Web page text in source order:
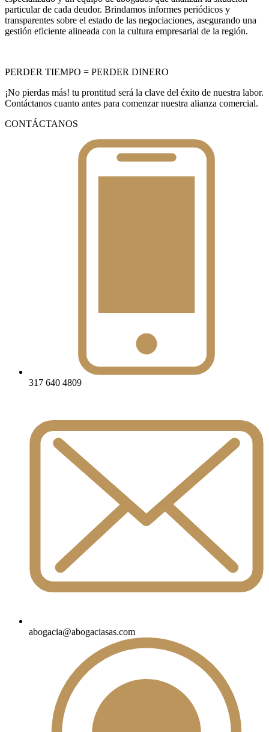
particular de cada deudor. Brindamos informes periódicos y
transparentes sobre el estado de las negociaciones, asegurando una
gestión eficiente alineada con la cultura empresarial de la región.
PERDER TIEMPO = PERDER DINERO
¡No pierdas más! tu prontitud será la clave del éxito de nuestra labor.
Contáctanos cuanto antes para comenzar nuestra alianza comercial.
CONTÁCTANOS
317 640 4809
abogacia@abogaciasas.com